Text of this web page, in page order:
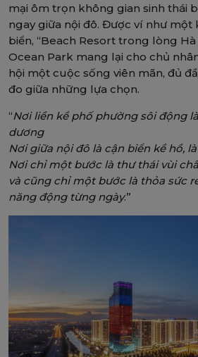
mại ôm trọn không gian sinh thái
ngay giữa nội đô. Được ví như
biển, “Beach Resort trong lòng Hà
Ocean Park mang lại cho chủ
hội một cuộc sống viên mãn, đủ
đo giữa những lựa chọn.
“Nơi liền kề phố phường sôi động
dương
Nơi giữa nội đô là cận biển kề hồ,
Nơi chỉ một bước là thư thái vùi
và cũng chỉ một bước là thỏa sức
năng động từng ngày.”